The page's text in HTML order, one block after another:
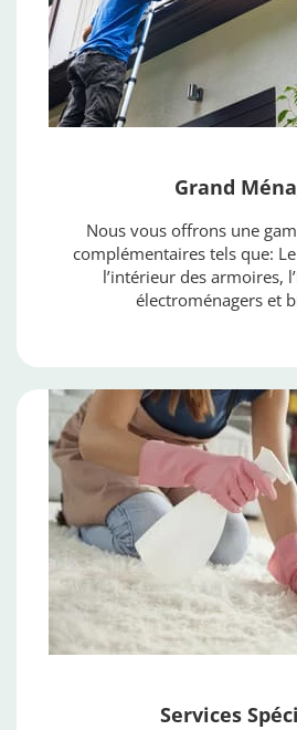
Grand
Nous vous offrons une
complémentaires tels que:
l’intérieur des armoires,
électroménagers et
Services